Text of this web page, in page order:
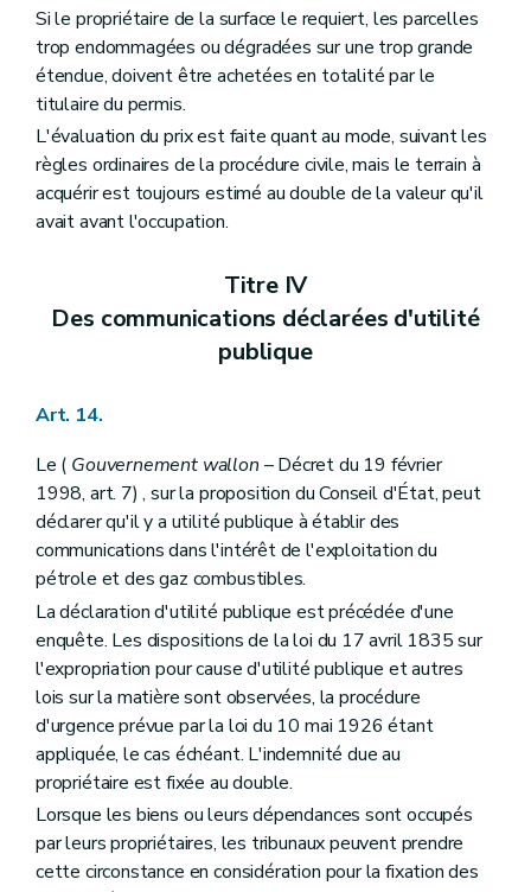
Si le propriétaire de la surface le requiert, les parcelles
trop endommagées ou dégradées sur une trop grande
étendue, doivent être achetées en totalité par le
titulaire du permis.
L'évaluation du prix est faite quant au mode, suivant les
règles ordinaires de la procédure civile, mais le terrain à
acquérir est toujours estimé au double de la valeur qu'il
avait avant l'occupation.
Titre IV
Des communications déclarées d'utilité
publique
Art. 14.
Le ( Gouvernement wallon – Décret du 19 février
1998, art. 7) , sur la proposition du Conseil d'État, peut
déclarer qu'il y a utilité publique à établir des
communications dans l'intérêt de l'exploitation du
pétrole et des gaz combustibles.
La déclaration d'utilité publique est précédée d'une
enquête. Les dispositions de la loi du 17 avril 1835 sur
l'expropriation pour cause d'utilité publique et autres
lois sur la matière sont observées, la procédure
d'urgence prévue par la loi du 10 mai 1926 étant
appliquée, le cas échéant. L'indemnité due au
propriétaire est fixée au double.
Lorsque les biens ou leurs dépendances sont occupés
par leurs propriétaires, les tribunaux peuvent prendre
cette circonstance en considération pour la fixation des